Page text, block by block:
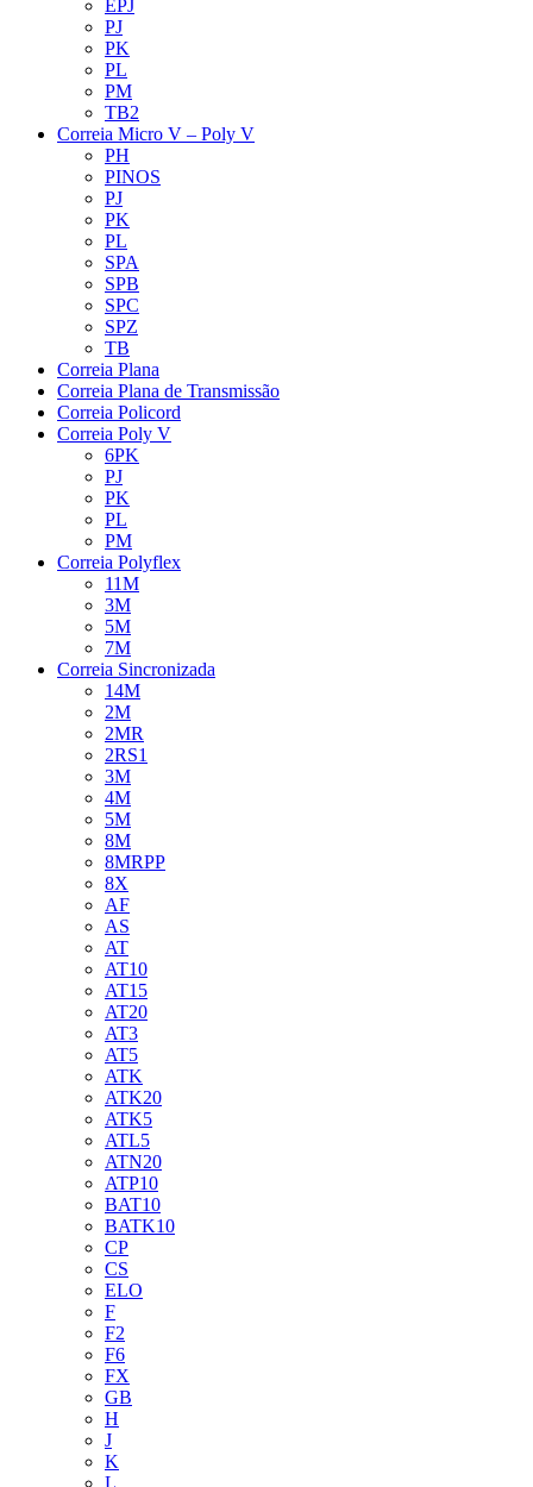
EPJ
PJ
PK
PL
PM
TB2
Correia Micro V – Poly V
PH
PINOS
PJ
PK
PL
SPA
SPB
SPC
SPZ
TB
Correia Plana
Correia Plana de Transmissão
Correia Policord
Correia Poly V
6PK
PJ
PK
PL
PM
Correia Polyflex
11M
3M
5M
7M
Correia Sincronizada
14M
2M
2MR
2RS1
3M
4M
5M
8M
8MRPP
8X
AF
AS
AT
AT10
AT15
AT20
AT3
AT5
ATK
ATK20
ATK5
ATL5
ATN20
ATP10
BAT10
BATK10
CP
CS
ELO
F
F2
F6
FX
GB
H
J
K
L